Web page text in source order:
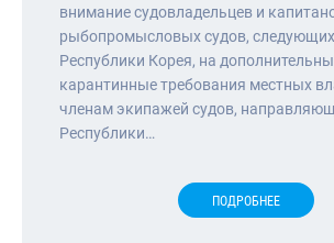
внимание судовладельцев и
рыбопромысловых судов,
Республики Корея, на
карантинные требования местных
членам экипажей судов,
Республики…
ПОДРОБНЕЕ